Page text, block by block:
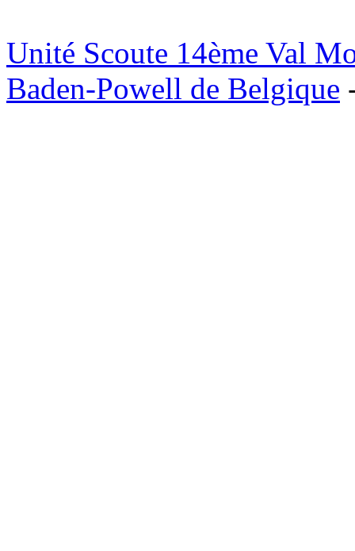
Unité Scoute 14ème Val
Baden-Powell de Belgique